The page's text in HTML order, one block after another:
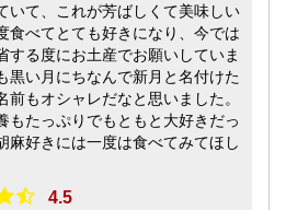
いて、これが芳ばしくて美味しい
食べてとても好きになり、今では
する度にお土産でお願いしていま
黒い月にちなんで新月と名付けた
前もオシャレだなと思いました。
もたっぷりでもともと大好きだっ
麻好きには一度は食べてみてほし
4.5